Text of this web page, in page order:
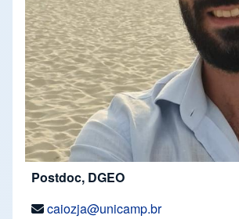
Postdoc, DGEO
caiozja@unicamp.br